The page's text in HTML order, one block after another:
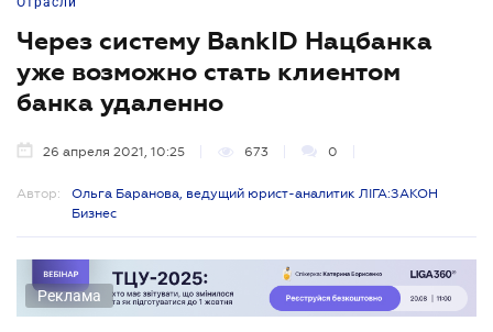
Через систему BankID Нацбанка
уже возможно стать клиентом
банка удаленно
26 апреля 2021, 10:25 673 0
Автор:
Ольга Баранова, ведущий юрист-аналитик ЛІГА:ЗАКОН
Бизнес
Реклама